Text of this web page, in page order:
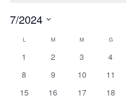
7/2024
data.
Calendario
Eventi
L M M G
0
1
0
2
0
3
0
4
0
8
0
9
0
10
0
11
0
15
0
16
0
17
0
18